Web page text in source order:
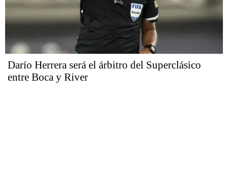
Darío Herrera será el árbitro del Superclásico
entre Boca y River